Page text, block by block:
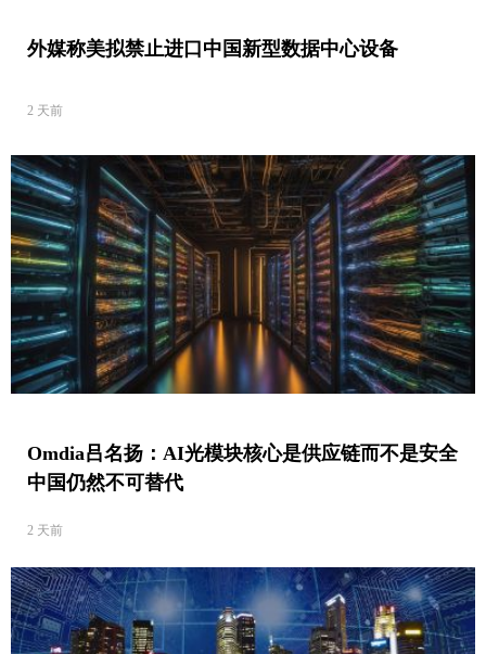
外媒称美拟禁止进口中国新型数据中心设备
2 天前
Omdia吕名扬：AI光模块核心是供应链而不是安全
中国仍然不可替代
2 天前